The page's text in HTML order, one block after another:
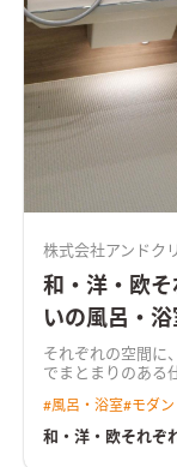
株式会社アンドク
和・洋・欧
いの風呂・浴
それぞれの空間に
でまとまりのある
#風呂・浴室#モダン
和・洋・欧それぞ